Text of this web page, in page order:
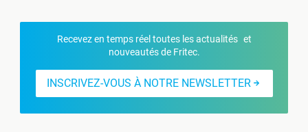
Recevez en temps réel toutes les actualités et
nouveautés de Fritec.
INSCRIVEZ-VOUS À NOTRE NEWSLETTER